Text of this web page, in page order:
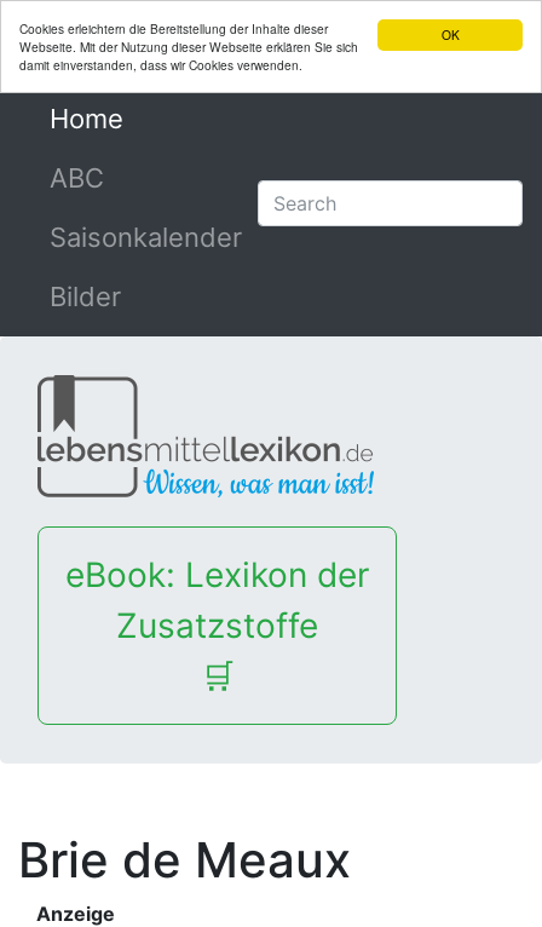
OK
Cookies erleichtern die Bereitstellung der Inhalte dieser
Webseite. Mit der Nutzung dieser Webseite erklären Sie sich
damit einverstanden, dass wir Cookies verwenden.
Home
ABC
Saisonkalender
Bilder
eBook: Lexikon der
Zusatzstoffe
🛒
Brie de Meaux
Anzeige